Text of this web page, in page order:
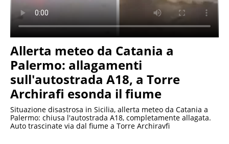
Allerta meteo da Catania a
Palermo: allagamenti
sull'autostrada A18, a Torre
Archirafi esonda il fiume
Situazione disastrosa in Sicilia, allerta meteo da Catania a
Palermo: chiusa l'autostrada A18, completamente allagata.
Auto trascinate via dal fiume a Torre Archiravfi